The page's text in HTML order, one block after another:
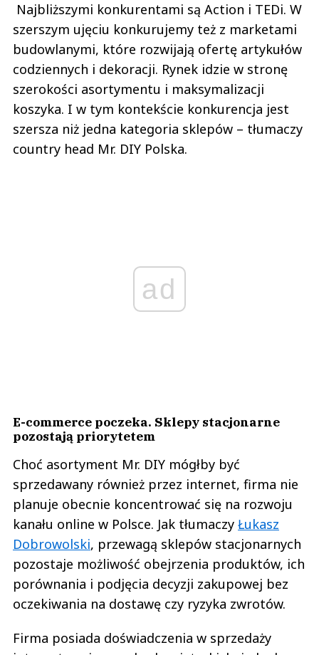
Najbliższymi konkurentami są Action i TEDi. W
szerszym ujęciu konkurujemy też z marketami
budowlanymi, które rozwijają ofertę artykułów
codziennych i dekoracji. Rynek idzie w stronę
szerokości asortymentu i maksymalizacji
koszyka. I w tym kontekście konkurencja jest
szersza niż jedna kategoria sklepów – tłumaczy
country head Mr. DIY Polska.
ad
E-commerce poczeka. Sklepy stacjonarne
pozostają priorytetem
Choć asortyment Mr. DIY mógłby być
sprzedawany również przez internet, firma nie
planuje obecnie koncentrować się na rozwoju
kanału online w Polsce. Jak tłumaczy Łukasz
Dobrowolski, przewagą sklepów stacjonarnych
pozostaje możliwość obejrzenia produktów, ich
porównania i podjęcia decyzji zakupowej bez
oczekiwania na dostawę czy ryzyka zwrotów.
Firma posiada doświadczenia w sprzedaży